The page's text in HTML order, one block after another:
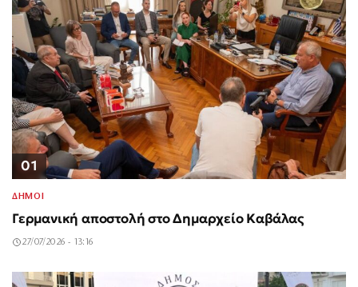
01
ΔΗΜΟΙ
Γερμανική αποστολή στο Δημαρχείο Καβάλας
27/07/2026 - 13:16